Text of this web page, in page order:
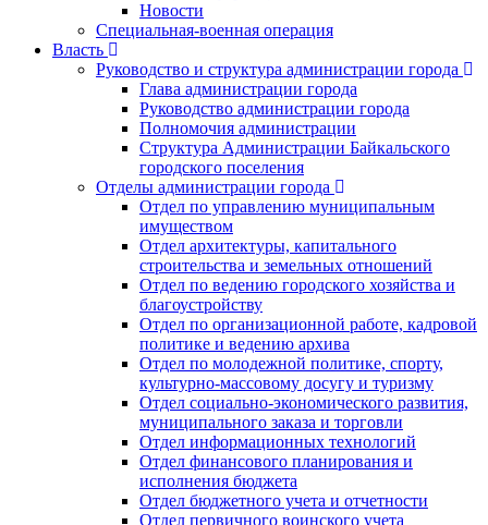
Новости
Специальная-военная операция
Власть
Руководство и структура администрации города
Глава администрации города
Руководство администрации города
Полномочия администрации
Структура Администрации Байкальского
городского поселения
Отделы администрации города
Отдел по управлению муниципальным
имуществом
Отдел архитектуры, капитального
строительства и земельных отношений
Отдел по ведению городского хозяйства и
благоустройству
Отдел по организационной работе, кадровой
политике и ведению архива
Отдел по молодежной политике, спорту,
культурно-массовому досугу и туризму
Отдел социально-экономического развития,
муниципального заказа и торговли
Отдел информационных технологий
Отдел финансового планирования и
исполнения бюджета
Отдел бюджетного учета и отчетности
Отдел первичного воинского учета